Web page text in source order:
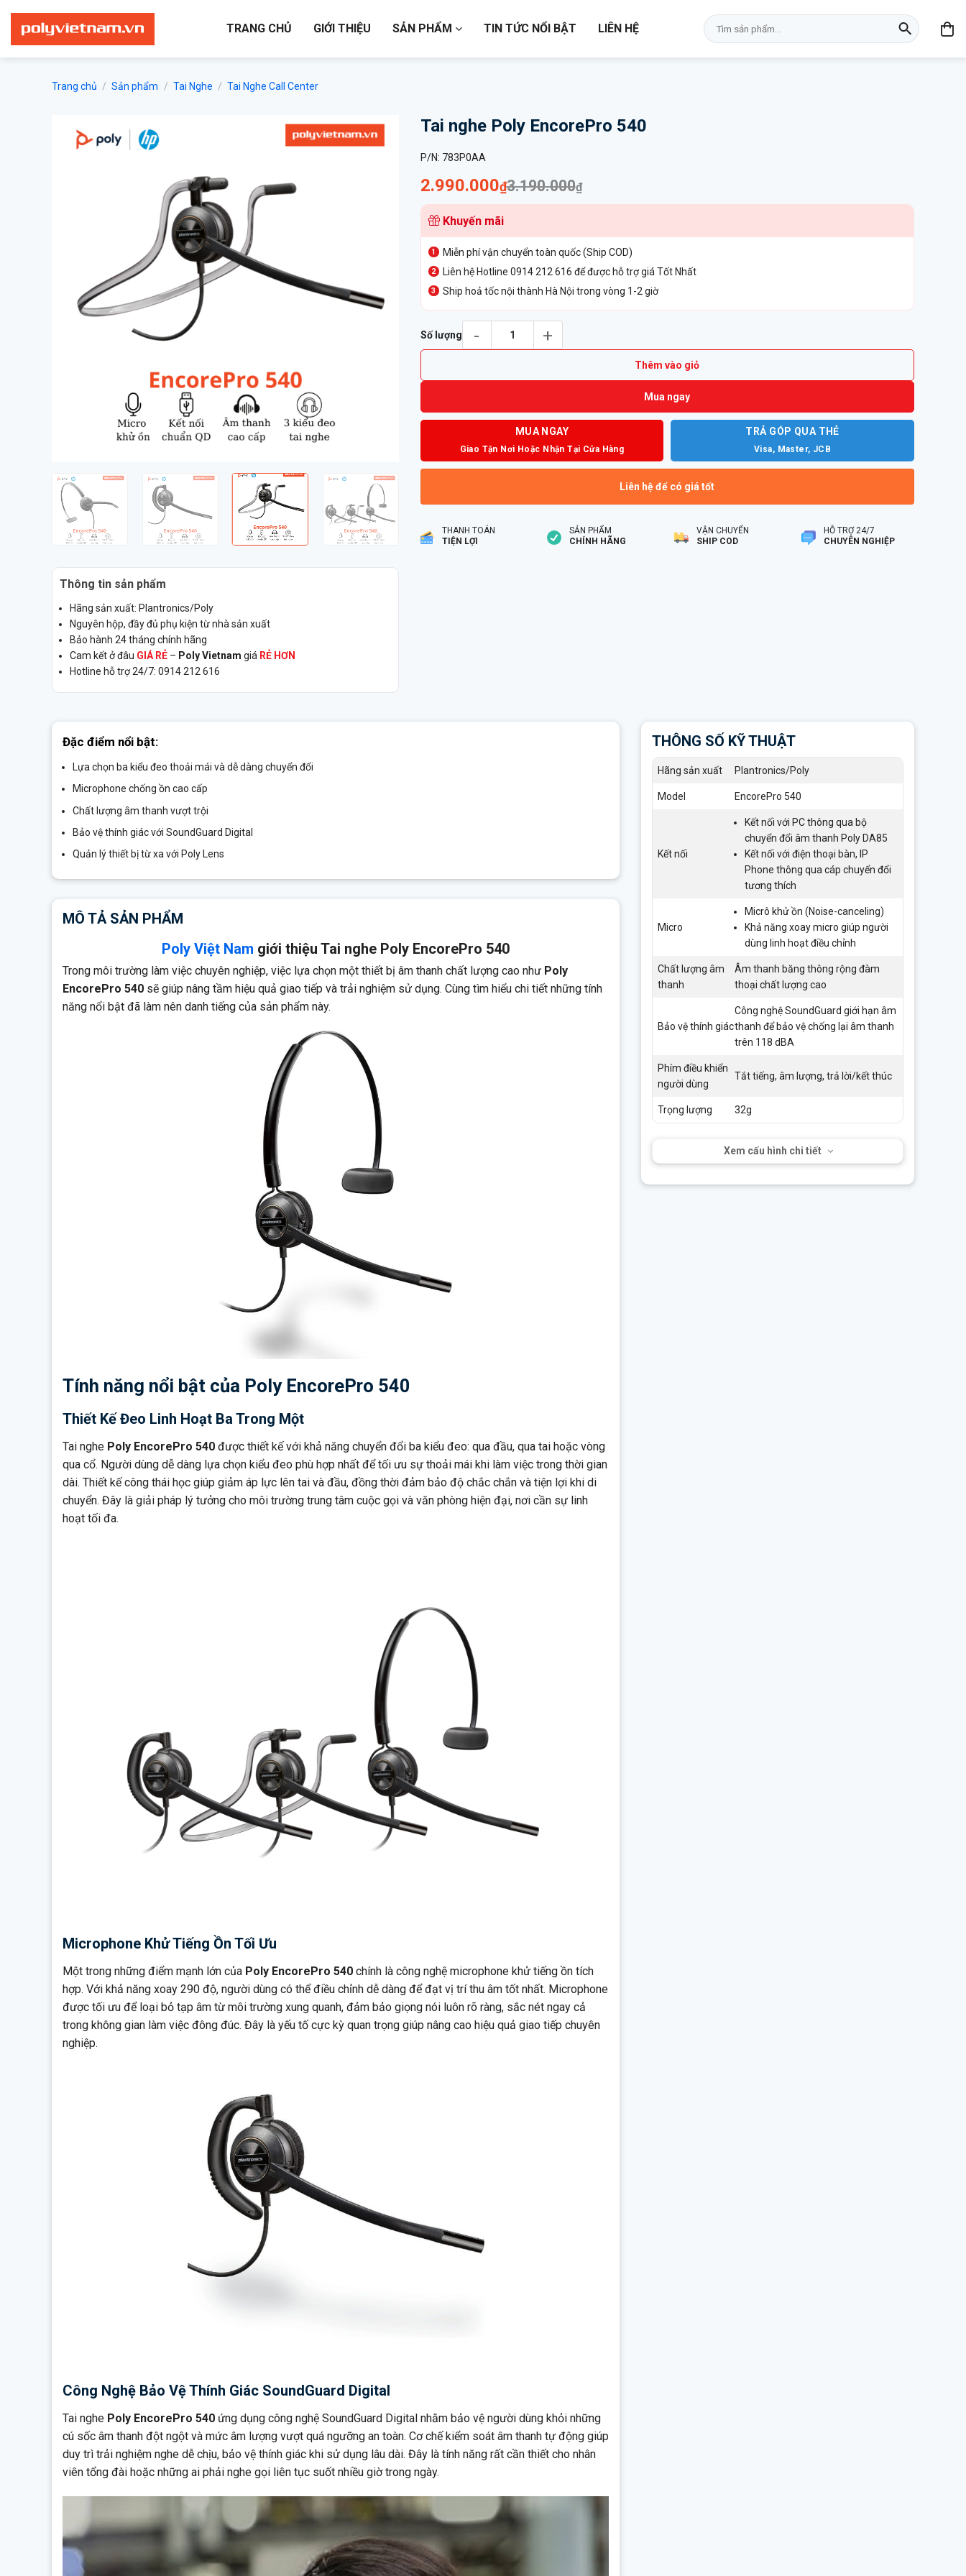
nội
dung
TRANG CHỦ GIỚI THIỆU SẢN PHẨM TIN TỨC NỔI BẬT LIÊN HỆ
Tìm
kiếm:
Trang chủ / Sản phẩm / Tai Nghe / Tai Nghe Call Center
Thông tin sản phẩm
Hãng sản xuất: Plantronics/Poly
Nguyên hộp, đầy đủ phụ kiện từ nhà sản xuất
Bảo hành 24 tháng chính hãng
Cam kết ở đâu GIÁ RẺ – Poly Vietnam giá RẺ HƠN
Hotline hỗ trợ 24/7: 0914 212 616
Tai nghe Poly EncorePro 540
P/N: 783P0AA
3.190.000₫
Giá
gốc
là:
3.190.000₫.
2.990.000₫
Giá
hiện
tại
là:
2.990.000₫.
Khuyến mãi
Miễn phí vận chuyển toàn quốc (Ship COD)
Liên hệ Hotline 0914 212 616 để được hỗ trợ giá Tốt Nhất
Ship hoả tốc nội thành Hà Nội trong vòng 1-2 giờ
Số lượng
Thêm vào giỏ
Mua ngay
MUA NGAY
Giao Tận Nơi Hoặc Nhận Tại Cửa Hàng
TRẢ GÓP QUA THẺ
Visa, Master, JCB
Liên hệ để có giá tốt
THANH TOÁN
TIỆN LỢI
SẢN PHẨM
CHÍNH HÃNG
VẬN CHUYỂN
SHIP COD
HỖ TRỢ 24/7
CHUYÊN NGHIỆP
Đặc điểm nổi bật:
Lựa chọn ba kiểu đeo thoải mái và dễ dàng chuyển đổi
Microphone chống ồn cao cấp
Chất lượng âm thanh vượt trội
Bảo vệ thính giác với SoundGuard Digital
Quản lý thiết bị từ xa với Poly Lens
MÔ TẢ SẢN PHẨM
Poly Việt Nam giới thiệu Tai nghe Poly EncorePro 540
Trong môi trường làm việc chuyên nghiệp, việc lựa chọn một thiết bị âm thanh chất lượng cao như Poly
EncorePro 540 sẽ giúp nâng tầm hiệu quả giao tiếp và trải nghiệm sử dụng. Cùng tìm hiểu chi tiết những tính
năng nổi bật đã làm nên danh tiếng của sản phẩm này.
Tính năng nổi bật của Poly EncorePro 540
Thiết Kế Đeo Linh Hoạt Ba Trong Một
Tai nghe Poly EncorePro 540 được thiết kế với khả năng chuyển đổi ba kiểu đeo: qua đầu, qua tai hoặc vòng
qua cổ. Người dùng dễ dàng lựa chọn kiểu đeo phù hợp nhất để tối ưu sự thoải mái khi làm việc trong thời gian
dài. Thiết kế công thái học giúp giảm áp lực lên tai và đầu, đồng thời đảm bảo độ chắc chắn và tiện lợi khi di
chuyển. Đây là giải pháp lý tưởng cho môi trường trung tâm cuộc gọi và văn phòng hiện đại, nơi cần sự linh
hoạt tối đa.
Microphone Khử Tiếng Ồn Tối Ưu
Một trong những điểm mạnh lớn của Poly EncorePro 540 chính là công nghệ microphone khử tiếng ồn tích
hợp. Với khả năng xoay 290 độ, người dùng có thể điều chỉnh dễ dàng để đạt vị trí thu âm tốt nhất. Microphone
được tối ưu để loại bỏ tạp âm từ môi trường xung quanh, đảm bảo giọng nói luôn rõ ràng, sắc nét ngay cả
trong không gian làm việc đông đúc. Đây là yếu tố cực kỳ quan trọng giúp nâng cao hiệu quả giao tiếp chuyên
nghiệp.
Công Nghệ Bảo Vệ Thính Giác SoundGuard Digital
Tai nghe Poly EncorePro 540 ứng dụng công nghệ SoundGuard Digital nhằm bảo vệ người dùng khỏi những
cú sốc âm thanh đột ngột và mức âm lượng vượt quá ngưỡng an toàn. Cơ chế kiểm soát âm thanh tự động giúp
duy trì trải nghiệm nghe dễ chịu, bảo vệ thính giác khi sử dụng lâu dài. Đây là tính năng rất cần thiết cho nhân
viên tổng đài hoặc những ai phải nghe gọi liên tục suốt nhiều giờ trong ngày.
THÔNG SỐ KỸ THUẬT
Hãng sản xuất Plantronics/Poly
Model EncorePro 540
Kết nối
Kết nối với PC thông qua bộ
chuyển đổi âm thanh Poly DA85
Kết nối với điện thoại bàn, IP
Phone thông qua cáp chuyển đổi
tương thích
Micro
Micrô khử ồn (Noise-canceling)
Khả năng xoay micro giúp người
dùng linh hoạt điều chỉnh
Chất lượng âm
thanh
Âm thanh băng thông rộng đàm
thoại chất lượng cao
Bảo vệ thính giác
Công nghệ SoundGuard giới hạn âm
thanh để bảo vệ chống lại âm thanh
trên 118 dBA
Phím điều khiển
người dùng
Tắt tiếng, âm lượng, trả lời/kết thúc
Trọng lượng 32g
Xem cấu hình chi tiết